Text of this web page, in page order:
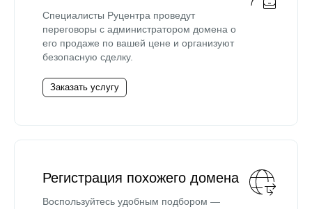
Специалисты Руцентра проведут
переговоры с администратором домена о
его продаже по вашей цене и организуют
безопасную сделку.
Заказать услугу
Регистрация похожего домена
Воспользуйтесь удобным подбором —